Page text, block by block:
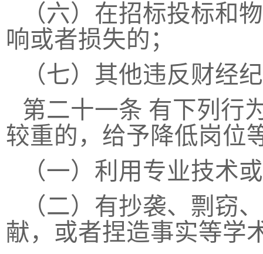
（六）在招标投标和
响或者损失的；
（七）其他违反财经
第二十一条 有下列行
较重的，给予降低岗位
（一）利用专业技术
（二）有抄袭、剽窃
献，或者捏造事实等学